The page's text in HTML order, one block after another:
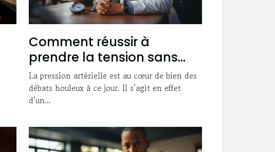
Comment réussir à
prendre la tension sans
utiliser un appareil médical
?
La pression artérielle est au cœur de bien des
débats houleux à ce jour. Il s’agit en effet
d’un...